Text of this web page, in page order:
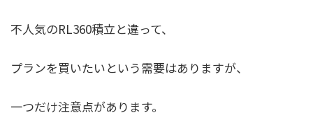
不人気のRL360積立と違って、
プランを買いたいという需要はありますが、
一つだけ注意点があります。